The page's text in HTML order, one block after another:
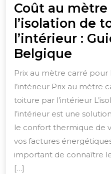
Coût au
l’isolation de
l’intérieur :
Belgique
au
mètre
carré
pour
de
Prix au mètre carré pour
l’intérieur Prix au mètre
toiture par l’intérieur
l’intérieur est une
le confort thermique de
vos factures
important de connaître
[…]